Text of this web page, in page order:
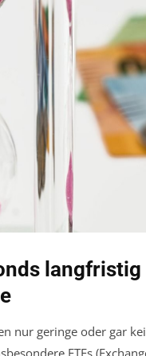
langfristig
nur geringe oder gar